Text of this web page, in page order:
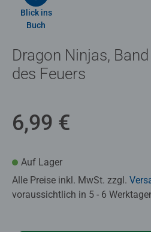
Blick ins
Buch
Dragon Ninjas,
des Feuers
6,99 €
Auf Lager
Alle Preise inkl. MwSt. zzgl.
voraussichtlich in 5 - 6